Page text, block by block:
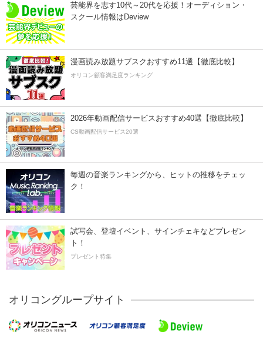
芸能界を志す10代～20代を応援！オーディション・
スクール情報はDeview
漫画読み放題サブスクおすすめ11選【徹底比較】
オリコン顧客満足度ランキング
2026年動画配信サービスおすすめ40選【徹底比較】
CS動画配信サービス20選
毎週の音楽ランキングから、ヒットの推移をチェッ
ク！
試写会、登壇イベント、サインチェキなどプレゼン
ト！
プレゼント特集
オリコングループサイト